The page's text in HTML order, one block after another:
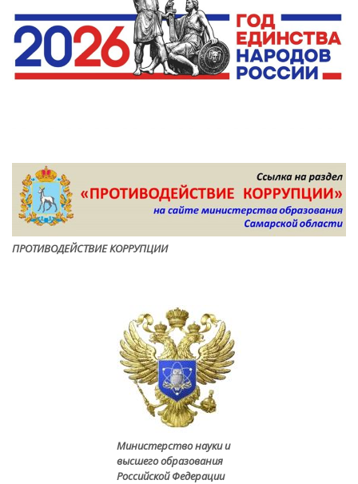
ПРОТИВОДЕЙСТВИЕ КОРРУПЦИИ
Министерство науки и
высшего образования
Российской Федерации